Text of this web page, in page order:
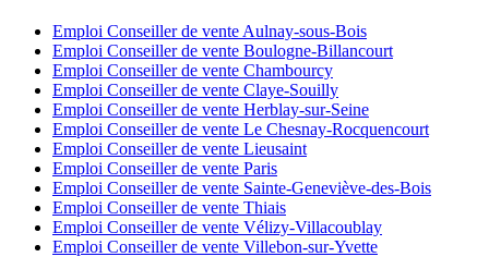
Emploi Conseiller de vente Aulnay-sous-Bois
Emploi Conseiller de vente Boulogne-Billancourt
Emploi Conseiller de vente Chambourcy
Emploi Conseiller de vente Claye-Souilly
Emploi Conseiller de vente Herblay-sur-Seine
Emploi Conseiller de vente Le Chesnay-Rocquencourt
Emploi Conseiller de vente Lieusaint
Emploi Conseiller de vente Paris
Emploi Conseiller de vente Sainte-Geneviève-des-Bois
Emploi Conseiller de vente Thiais
Emploi Conseiller de vente Vélizy-Villacoublay
Emploi Conseiller de vente Villebon-sur-Yvette